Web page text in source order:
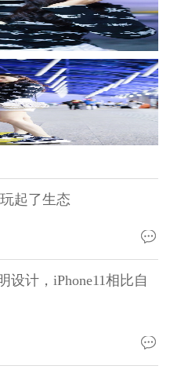
起了生态
设计，iPhone11相比自